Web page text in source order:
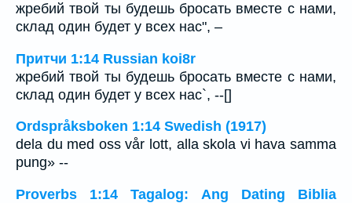
жребий твой ты будешь бросать вместе с нами,
склад один будет у всех нас", –
Притчи 1:14 Russian koi8r
жребий твой ты будешь бросать вместе с нами,
склад один будет у всех нас`, --[]
Ordspråksboken 1:14 Swedish (1917)
dela du med oss vår lott, alla skola vi hava samma
pung» --
Proverbs 1:14 Tagalog: Ang Dating Biblia